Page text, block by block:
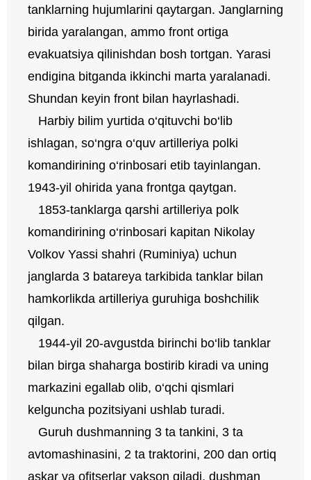
tanklarning hujumlarini qaytargan. Janglarning
birida yaralangan, ammo front ortiga
evakuatsiya qilinishdan bosh tortgan. Yarasi
endigina bitganda ikkinchi marta yaralanadi.
Shundan keyin front bilan hayrlashadi.
Harbiy bilim yurtida o‘qituvchi bo‘lib
ishlagan, so‘ngra o‘quv artilleriya polki
komandirining o‘rinbosari etib tayinlangan.
1943-yil ohirida yana frontga qaytgan.
1853-tanklarga qarshi artilleriya polk
komandirining o‘rinbosari kapitan Nikolay
Volkov Yassi shahri (Ruminiya) uchun
janglarda 3 batareya tarkibida tanklar bilan
hamkorlikda artilleriya guruhiga boshchilik
qilgan.
1944-yil 20-avgustda birinchi bo‘lib tanklar
bilan birga shaharga bostirib kiradi va uning
markazini egallab olib, o‘qchi qismlari
kelguncha pozitsiyani ushlab turadi.
Guruh dushmanning 3 ta tankini, 3 ta
avtomashinasini, 2 ta traktorini, 200 dan ortiq
askar va ofitserlar yakson qiladi, dushman